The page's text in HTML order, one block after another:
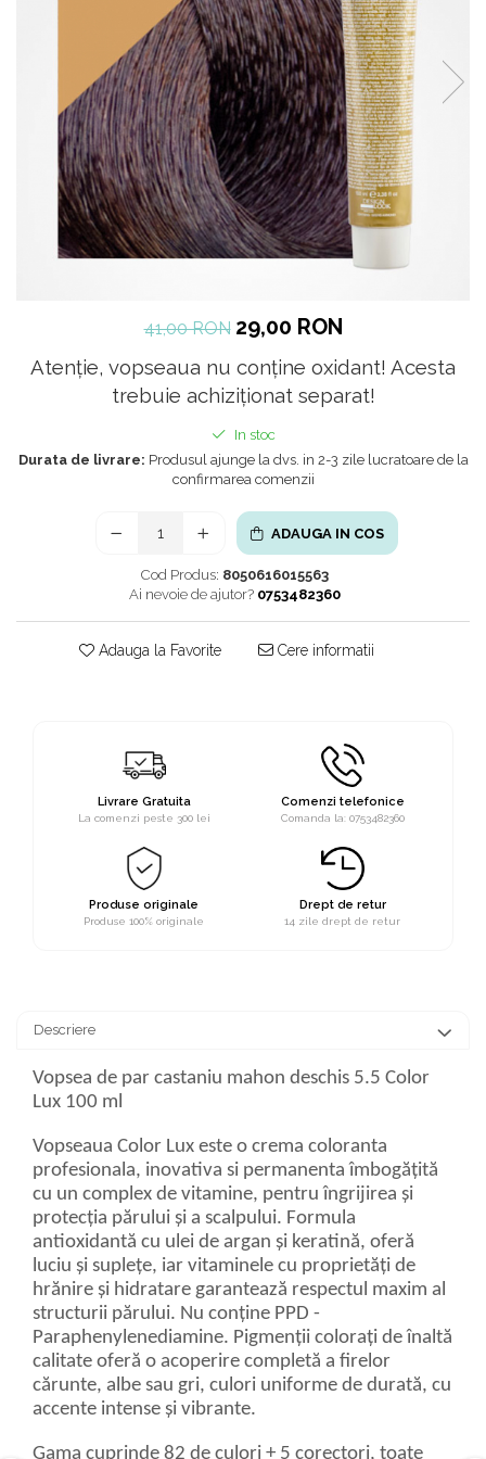
41,00 RON 29,00 RON
Atenție, vopseaua nu conține oxidant! Acesta
trebuie achiziționat separat!
In stoc
Durata de livrare: Produsul ajunge la dvs. in 2-3 zile lucratoare de la
confirmarea comenzii
ADAUGA IN COS
Cod Produs: 8050616015563
Ai nevoie de ajutor? 0753482360
Adauga la Favorite Cere informatii
Livrare Gratuita
La comenzi peste 300 lei
Comenzi telefonice
Comanda la: 0753482360
Produse originale
Produse 100% originale
Drept de retur
14 zile drept de retur
Descriere
Vopsea de par castaniu mahon deschis 5.5 Color
Lux 100 ml
Vopseaua Color Lux este o crema coloranta
profesionala, inovativa si permanenta îmbogățită
cu un complex de vitamine, pentru îngrijirea și
protecția părului și a scalpului. Formula
antioxidantă cu ulei de argan și keratină, oferă
luciu și suplețe, iar vitaminele cu proprietăți de
hrănire și hidratare garantează respectul maxim al
structurii părului. Nu conține PPD -
Paraphenylenediamine. Pigmenții colorați de înaltă
calitate oferă o acoperire completă a firelor
cărunte, albe sau gri, culori uniforme de durată, cu
accente intense și vibrante.
Gama cuprinde 82 de culori + 5 corectori, toate